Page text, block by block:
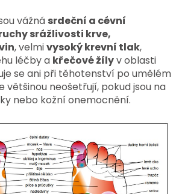
vážná srdeční a cévní
srážlivosti krve,
, velmivysoký krevní tlak,
léčby a křečové žílyv oblasti
se ani při těhotenství po umělém
většinou neošetřují, pokud jsou na
nebo kožní onemocnění.